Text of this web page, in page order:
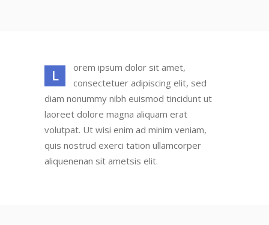
L
orem ipsum dolor sit amet,
consectetuer adipiscing elit, sed
diam nonummy nibh euismod tincidunt ut
laoreet dolore magna aliquam erat
volutpat. Ut wisi enim ad minim veniam,
quis nostrud exerci tation ullamcorper
aliquenenan sit ametsis elit.